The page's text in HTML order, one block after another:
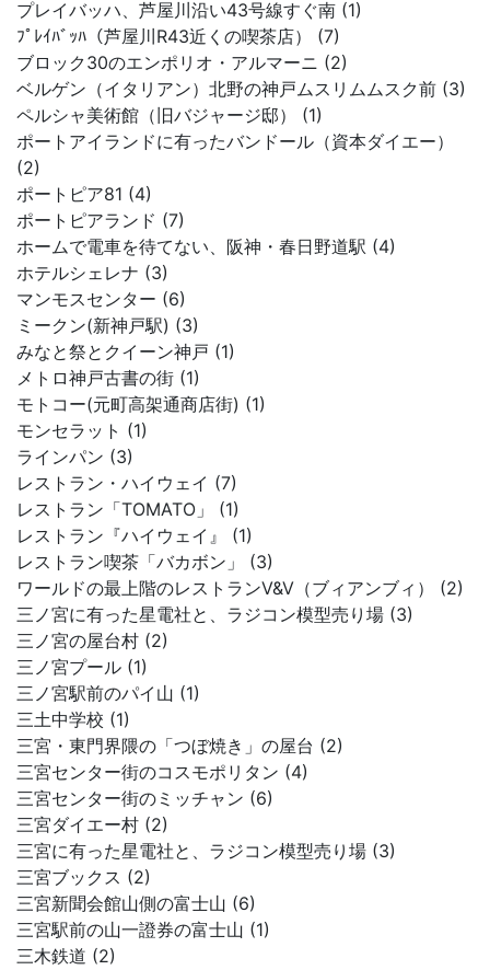
プレイバッハ、芦屋川沿い43号線すぐ南 (1)
ﾌﾟﾚｲﾊﾞｯﾊ（芦屋川R43近くの喫茶店） (7)
ブロック30のエンポリオ・アルマーニ (2)
ベルゲン（イタリアン）北野の神戸ムスリムムスク前 (3)
ペルシャ美術館（旧バジャージ邸） (1)
ポートアイランドに有ったバンドール（資本ダイエー）
(2)
ポートピア81 (4)
ポートピアランド (7)
ホームで電車を待てない、阪神・春日野道駅 (4)
ホテルシェレナ (3)
マンモスセンター (6)
ミークン(新神戸駅) (3)
みなと祭とクイーン神戸 (1)
メトロ神戸古書の街 (1)
モトコー(元町高架通商店街) (1)
モンセラット (1)
ラインパン (3)
レストラン・ハイウェイ (7)
レストラン「TOMATO」 (1)
レストラン『ハイウェイ』 (1)
レストラン喫茶「バカボン」 (3)
ワールドの最上階のレストランV&V（ブィアンブィ） (2)
三ノ宮に有った星電社と、ラジコン模型売り場 (3)
三ノ宮の屋台村 (2)
三ノ宮プール (1)
三ノ宮駅前のパイ山 (1)
三土中学校 (1)
三宮・東門界隈の「つぼ焼き」の屋台 (2)
三宮センター街のコスモポリタン (4)
三宮センター街のミッチャン (6)
三宮ダイエー村 (2)
三宮に有った星電社と、ラジコン模型売り場 (3)
三宮ブックス (2)
三宮新聞会館山側の富士山 (6)
三宮駅前の山一證券の富士山 (1)
三木鉄道 (2)